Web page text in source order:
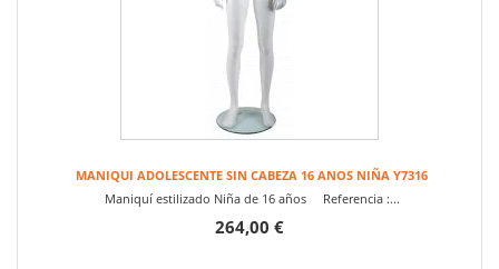
MANIQUI ADOLESCENTE SIN CABEZA 16 ANOS NIÑA Y7316
Maniquí estilizado Niña de 16 años Referencia :...
264,00 €